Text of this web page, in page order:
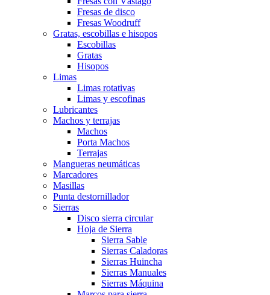
Fresas de disco
Fresas Woodruff
Gratas, escobillas e hisopos
Escobillas
Gratas
Hisopos
Limas
Limas rotativas
Limas y escofinas
Lubricantes
Machos y terrajas
Machos
Porta Machos
Terrajas
Mangueras neumáticas
Marcadores
Masillas
Punta destornillador
Sierras
Disco sierra circular
Hoja de Sierra
Sierra Sable
Sierras Caladoras
Sierras Huincha
Sierras Manuales
Sierras Máquina